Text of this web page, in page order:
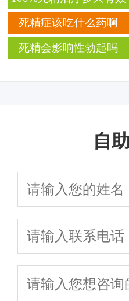
果
死精症该吃什么药啊
死精会影响性勃起吗
自